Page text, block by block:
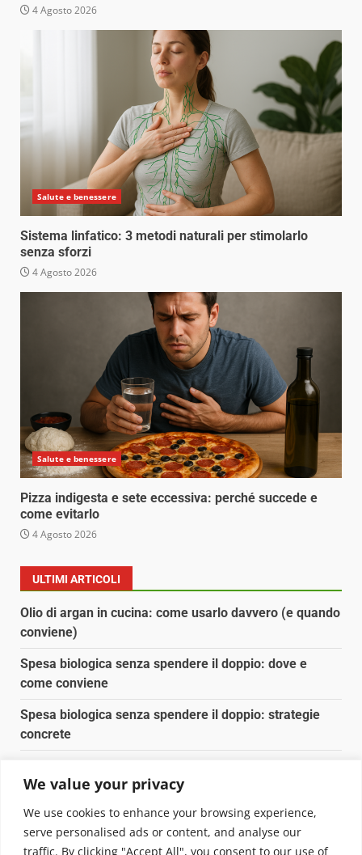
We value your privacy
We use cookies to enhance your browsing experience,
serve personalised ads or content, and analyse our
traffic. By clicking "Accept All", you consent to our use of
4 Agosto 2026
Salute e benessere
Sistema linfatico: 3 metodi naturali per stimolarlo
senza sforzi
4 Agosto 2026
Salute e benessere
Pizza indigesta e sete eccessiva: perché succede e
come evitarlo
4 Agosto 2026
ULTIMI ARTICOLI
Olio di argan in cucina: come usarlo davvero (e quando
conviene)
Spesa biologica senza spendere il doppio: dove e
come conviene
Spesa biologica senza spendere il doppio: strategie
concrete
Pulizia naturale della casa: 3 ingredienti che
sostituiscono 10 prodotti chimici